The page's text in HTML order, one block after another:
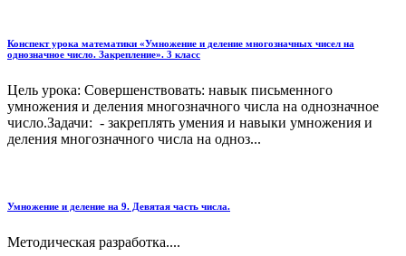
Конспект урока математики «Умножение и деление многозначных чисел на
однозначное число. Закрепление». 3 класс
Цель урока: Совершенствовать: навык письменного
умножения и деления многозначного числа на однозначное
число.Задачи: - закреплять умения и навыки умножения и
деления многозначного числа на одноз...
Умножение и деление на 9. Девятая часть числа.
Методическая разработка....